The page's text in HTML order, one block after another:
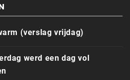
(verslag vrijdag)
werd een dag vol